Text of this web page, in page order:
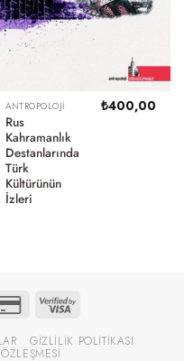
ANTROPOLOJI
Rus
Kahramanlık
Destanlarında
Türk
Kültürünün
İzleri
₺400,00
GIZLILIK POLITIKASI